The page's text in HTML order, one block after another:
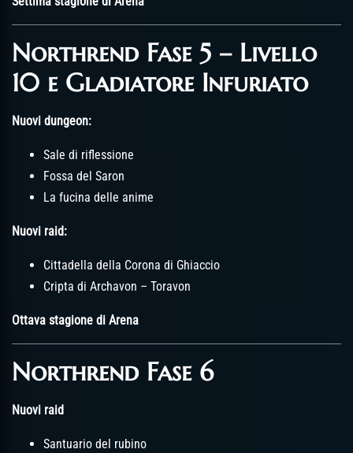
Northrend Fase 5 – Livello
10 e Gladiatore Infuriato
Nuovi dungeon:
Sale di riflessione
Fossa del Saron
La fucina delle anime
Nuovi raid:
Cittadella della Corona di Ghiaccio
Cripta di Archavon – Toravon
Ottava stagione di Arena
Northrend Fase 6
Nuovi raid
Santuario del rubino